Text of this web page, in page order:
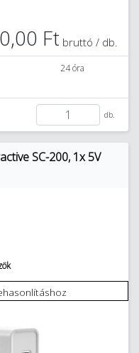
Ft bruttó / db.
24 óra
db.
SC-200, 1x 5V